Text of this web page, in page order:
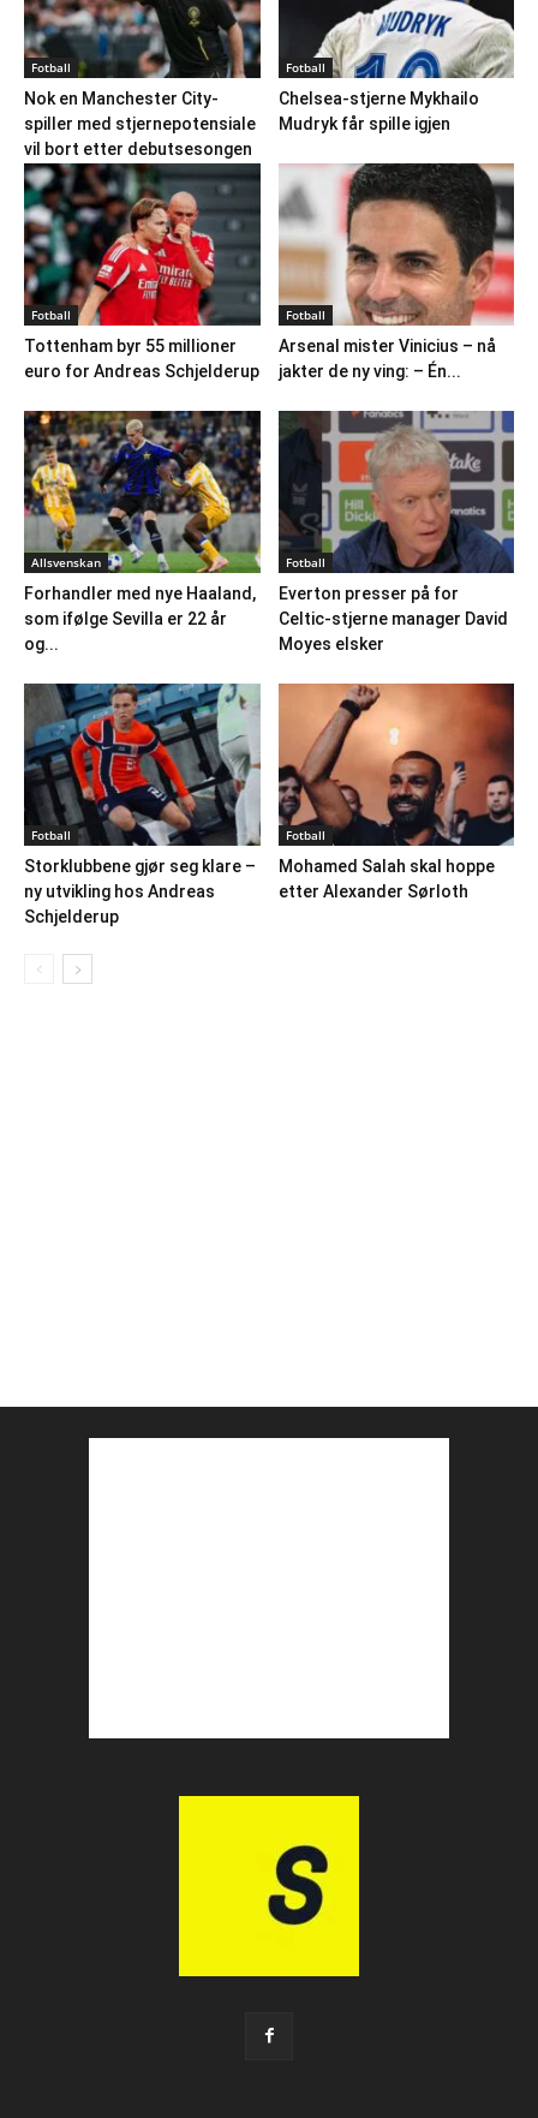
Fotball
Nok en Manchester City-
spiller med stjernepotensiale
vil bort etter debutsesongen
Fotball
Chelsea-stjerne Mykhailo
Mudryk får spille igjen
Fotball
Tottenham byr 55 millioner
euro for Andreas Schjelderup
Fotball
Arsenal mister Vinicius – nå
jakter de ny ving: – Én...
Allsvenskan
Forhandler med nye Haaland,
som ifølge Sevilla er 22 år
og...
Fotball
Everton presser på for
Celtic-stjerne manager David
Moyes elsker
Fotball
Storklubbene gjør seg klare –
ny utvikling hos Andreas
Schjelderup
Fotball
Mohamed Salah skal hoppe
etter Alexander Sørloth